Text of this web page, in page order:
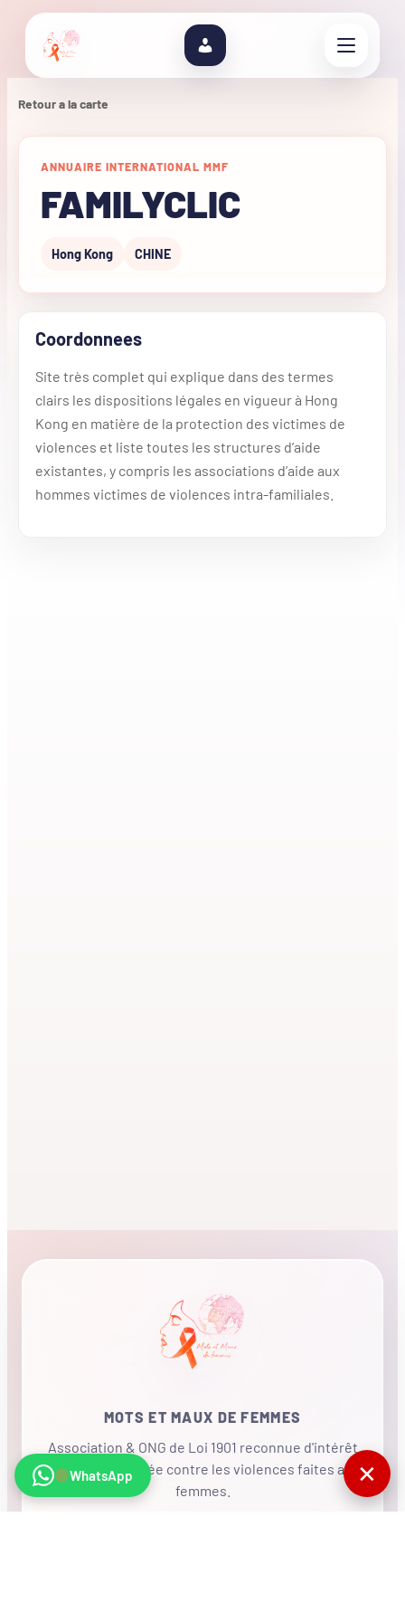
Retour a la carte
ANNUAIRE INTERNATIONAL MMF
FAMILYCLIC
Hong Kong CHINE
Coordonnees
Site très complet qui explique dans des termes
clairs les dispositions légales en vigueur à Hong
Kong en matière de la protection des victimes de
violences et liste toutes les structures d’aide
existantes, y compris les associations d’aide aux
hommes victimes de violences intra-familiales.
MOTS ET MAUX DE FEMMES
Association & ONG de Loi 1901 reconnue d'intérêt
général, mobilisée contre les violences faites aux
femmes.
WhatsApp ✕